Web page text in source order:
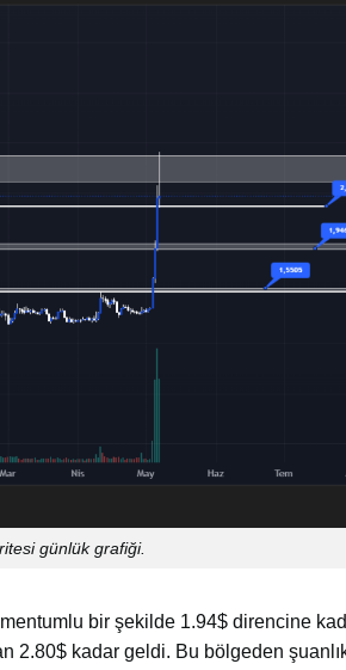
günlük grafiği.
bir şekilde 1.94$ direncine
2.80$ kadar geldi. Bu bölgeden